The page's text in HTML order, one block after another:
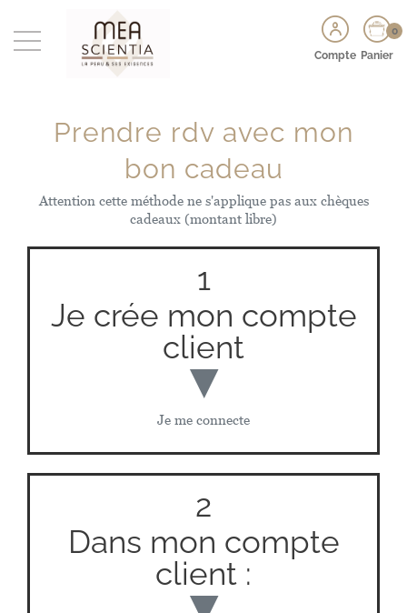
Compte
0
Panier
Prendre rdv avec mon
bon cadeau
Attention cette méthode ne s'applique pas aux chèques
cadeaux (montant libre)
1
Je crée mon compte
client
▼
Je me connecte
2
Dans mon compte
client :